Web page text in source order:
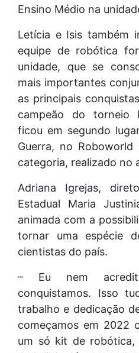
Ensino Médio na
Letícia e Isis também
equipe de robótica
unidade, que se
mais importantes
as principais
campeão do torneio
ficou em segundo
Guerra, no Roboworld
categoria, realizado no
Adriana Igrejas,
Estadual Maria
animada com a
tornar uma espécie
cientistas do país.
– Eu nem
conquistamos. Isso
trabalho e dedicação
começamos em 2022
um só kit de robótica,